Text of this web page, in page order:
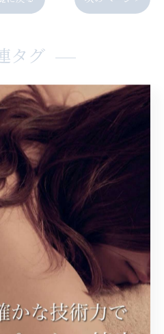
タグ
波座
Categories
テゴリー